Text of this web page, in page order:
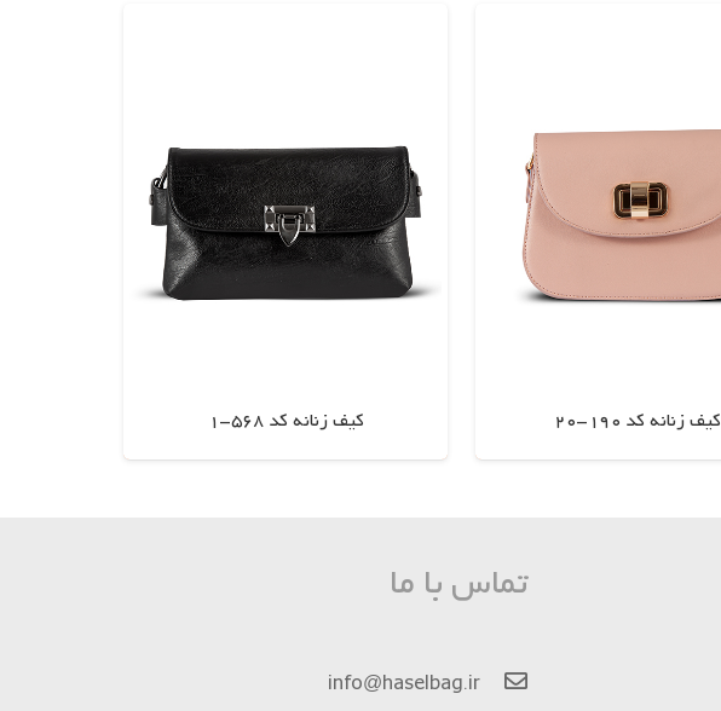
کیف زنانه کد 190-20 کیف زنانه کد 568-1
تماس با ما
info@haselbag.ir